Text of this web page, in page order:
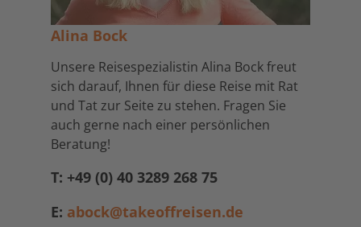
Alina Bock
Unsere Reisespezialistin Alina Bock freut
sich darauf, Ihnen für diese Reise mit Rat
und Tat zur Seite zu stehen. Fragen Sie
auch gerne nach einer persönlichen
Beratung!
T: +49 (0) 40 3289 268 75
E: abock@takeoffreisen.de